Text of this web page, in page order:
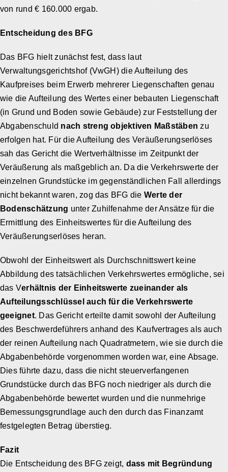
von rund € 160.000 ergab.
Entscheidung des BFG
Das BFG hielt zunächst fest, dass laut
Verwaltungsgerichtshof (VwGH) die Aufteilung des
Kaufpreises beim Erwerb mehrerer Liegenschaften genau
wie die Aufteilung des Wertes einer bebauten Liegenschaft
(in Grund und Boden sowie Gebäude) zur Feststellung der
Abgabenschuld nach streng objektiven Maßstäben zu
erfolgen hat. Für die Aufteilung des Veräußerungserlöses
sah das Gericht die Wertverhältnisse im Zeitpunkt der
Veräußerung als maßgeblich an. Da die Verkehrswerte der
einzelnen Grundstücke im gegenständlichen Fall allerdings
nicht bekannt waren, zog das BFG die Werte der
Bodenschätzung unter Zuhilfenahme der Ansätze für die
Ermittlung des Einheitswertes für die Aufteilung des
Veräußerungserlöses heran.
Obwohl der Einheitswert als Durchschnittswert keine
Abbildung des tatsächlichen Verkehrswertes ermögliche, sei
das Verhältnis der Einheitswerte zueinander als
Aufteilungsschlüssel auch für die Verkehrswerte
geeignet. Das Gericht erteilte damit sowohl der Aufteilung
des Beschwerdeführers anhand des Kaufvertrages als auch
der reinen Aufteilung nach Quadratmetern, wie sie durch die
Abgabenbehörde vorgenommen worden war, eine Absage.
Dies führte dazu, dass die nicht steuerverfangenen
Grundstücke durch das BFG noch niedriger als durch die
Abgabenbehörde bewertet wurden und die nunmehrige
Bemessungsgrundlage auch den durch das Finanzamt
festgelegten Betrag überstieg.
Fazit
Die Entscheidung des BFG zeigt, dass mit Begründung